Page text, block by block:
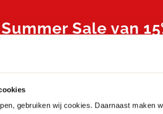
gebruiken wij cookies. Daarnaast maken
Sale van
artikelen
WOOOD online en in onze